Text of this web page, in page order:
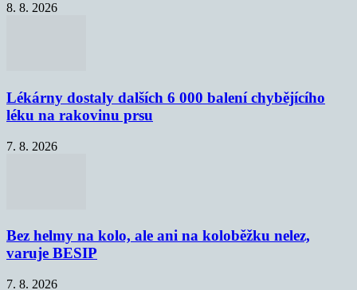
8. 8. 2026
Lékárny dostaly dalších 6 000 balení chybějícího
léku na rakovinu prsu
7. 8. 2026
Bez helmy na kolo, ale ani na koloběžku nelez,
varuje BESIP
7. 8. 2026